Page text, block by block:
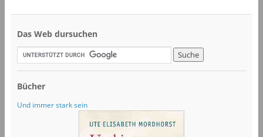
Das Web dursuchen
Bücher
Und immer stark sein